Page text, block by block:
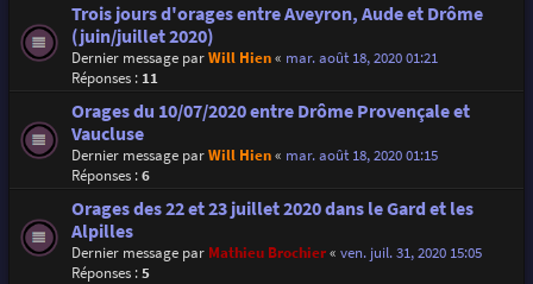
Trois jours d'orages entre Aveyron, Aude et Drôme
(juin/juillet 2020)
Dernier message parWill Hien« mar. août 18, 2020 01:21
Réponses : 11
Orages du 10/07/2020 entre Drôme Provençale et
Vaucluse
Dernier message parWill Hien« mar. août 18, 2020 01:15
Réponses :6
Orages des 22 et 23 juillet 2020 dans le Gard et les
Alpilles
Dernier message par Mathieu Brochier« ven. juil. 31, 2020 15:05
Réponses :5